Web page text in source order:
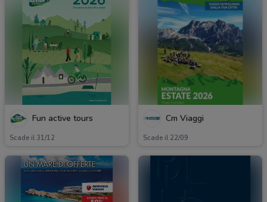
Fun active tours
Scade il 31/12
Cm Viaggi
Scade il 22/09